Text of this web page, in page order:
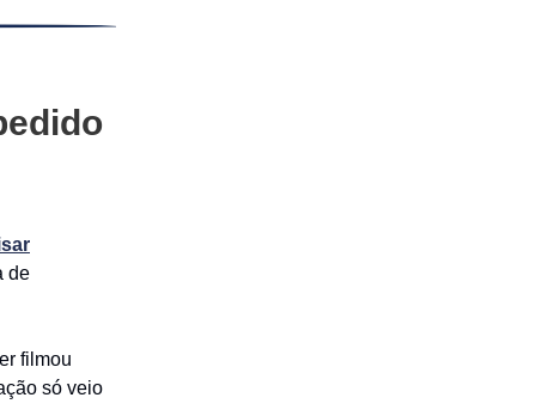
de
filmou
só veio